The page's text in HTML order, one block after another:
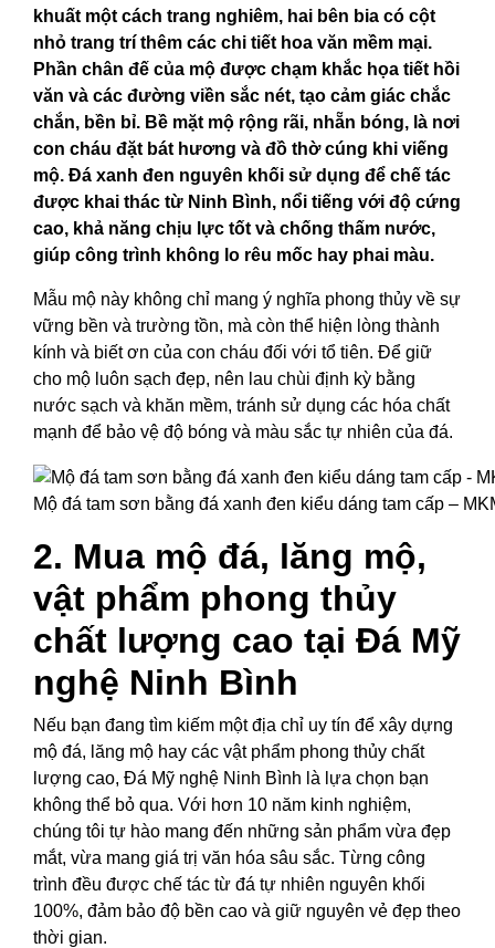
khuất một cách trang nghiêm, hai bên bia có cột
nhỏ trang trí thêm các chi tiết hoa văn mềm mại.
Phần chân đế của mộ được chạm khắc họa tiết hồi
văn và các đường viền sắc nét, tạo cảm giác chắc
chắn, bền bỉ. Bề mặt mộ rộng rãi, nhẵn bóng, là nơi
con cháu đặt bát hương và đồ thờ cúng khi viếng
mộ. Đá xanh đen nguyên khối sử dụng để chế tác
được khai thác từ Ninh Bình, nổi tiếng với độ cứng
cao, khả năng chịu lực tốt và chống thấm nước,
giúp công trình không lo rêu mốc hay phai màu.
Mẫu mộ này không chỉ mang ý nghĩa phong thủy về sự
vững bền và trường tồn, mà còn thể hiện lòng thành
kính và biết ơn của con cháu đối với tổ tiên. Để giữ
cho mộ luôn sạch đẹp, nên lau chùi định kỳ bằng
nước sạch và khăn mềm, tránh sử dụng các hóa chất
mạnh để bảo vệ độ bóng và màu sắc tự nhiên của đá.
Mộ đá tam sơn bằng đá xanh đen kiểu dáng tam cấp –
2. Mua mộ đá, lăng mộ,
vật phẩm phong thủy
chất lượng cao tại Đá Mỹ
nghệ Ninh Bình
Nếu bạn đang tìm kiếm một địa chỉ uy tín để xây dựng
mộ đá, lăng mộ hay các vật phẩm phong thủy chất
lượng cao, Đá Mỹ nghệ Ninh Bình là lựa chọn bạn
không thể bỏ qua. Với hơn 10 năm kinh nghiệm,
chúng tôi tự hào mang đến những sản phẩm vừa đẹp
mắt, vừa mang giá trị văn hóa sâu sắc. Từng công
trình đều được chế tác từ đá tự nhiên nguyên khối
100%, đảm bảo độ bền cao và giữ nguyên vẻ đẹp theo
thời gian.